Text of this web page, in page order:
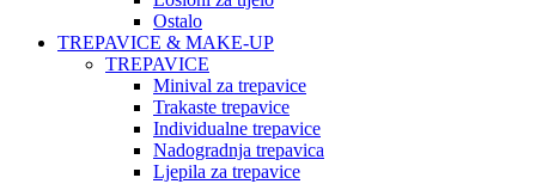
Ostalo
TREPAVICE & MAKE-UP
TREPAVICE
Minival za trepavice
Trakaste trepavice
Individualne trepavice
Nadogradnja trepavica
Ljepila za trepavice